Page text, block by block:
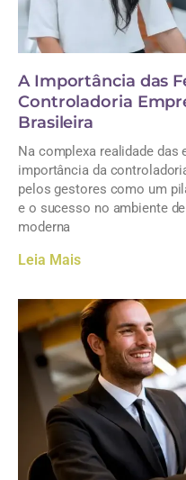
A Importância das
Controladoria
Brasileira
Na complexa realidade das
importância da
pelos gestores como um
e o sucesso no ambiente
moderna
Leia Mais